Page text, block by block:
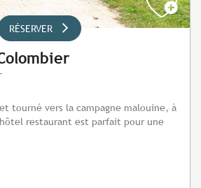
RÉSERVER
tourné vers la campagne malouine, à
restaurant est parfait pour une